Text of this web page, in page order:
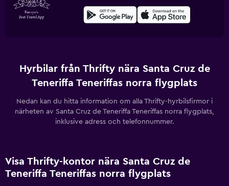
Hyrbilar från Thrifty nära Santa Cruz de
Teneriffa Teneriffas norra flygplats
Nedan kan du hitta information om alla Thrifty-hyrbilsfirmor i
närheten av Santa Cruz de Teneriffa Teneriffas norra flygplats,
inklusive adress och telefonnummer.
Visa Thrifty-kontor nära Santa Cruz de
Teneriffa Teneriffas norra flygplats